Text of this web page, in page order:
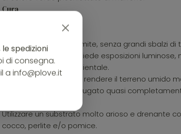
le spedizioni
di consegna.
a info@plove.it
Cura
Necessita di un clima mite, senza grandi sbalzi
l’estate e l’inverno.Richiede esposizioni
una forte umidità ambientale.
Le innaffiature devono rendere il terreno umido
aspettare che sia asciugato quasi
Utilizzare un substrato molto arioso e drenante
cocco, perlite e/o pomice.